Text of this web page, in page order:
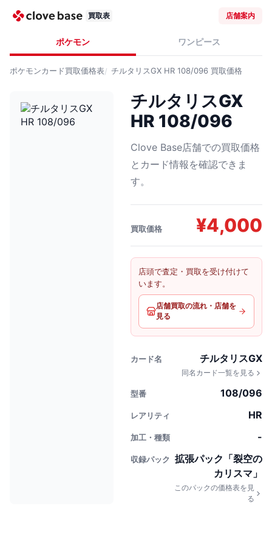
買取表 店舗案内
ポケモン ワンピース
ポケモンカード買取価格表 チルタリスGX HR 108/096 買取価格
チルタリスGX
HR 108/096
Clove Base店舗での買取価格
とカード情報を確認できま
す。
買取価格 ¥4,000
店頭で査定・買取を受け付けて
います。
店舗買取の流れ・店舗を
見る
カード名 チルタリスGX
同名カード一覧を見る
型番 108/096
レアリティ HR
加工・種類 -
収録パック
拡張パック「裂空の
カリスマ」
このパックの価格表を見
る